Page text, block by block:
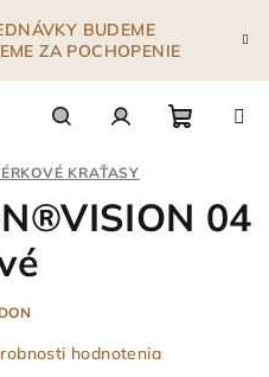
BUDEME
ZA POCHOPENIE
košík
KRAŤASY
04
hodnotenia